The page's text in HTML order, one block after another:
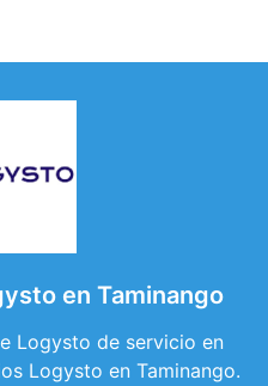
en Taminango
Logysto de servicio en
Logysto en Taminango.